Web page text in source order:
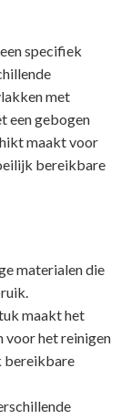
specifiek
met
een gebogen
maakt voor
bereikbare
materialen die
maakt het
voor het reinigen
bereikbare